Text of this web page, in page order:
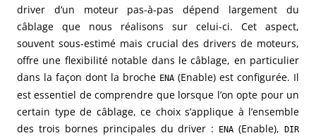
driver d’un moteur pas-à-pas dépend largement du
câblage que nous réalisons sur celui-ci. Cet aspect,
souvent sous-estimé mais crucial des drivers de moteurs,
offre une flexibilité notable dans le câblage, en particulier
dans la façon dont la broche ENA (Enable) est configurée. Il
est essentiel de comprendre que lorsque l’on opte pour un
certain type de câblage, ce choix s’applique à l’ensemble
des trois bornes principales du driver :
ENA (Enable),DIR